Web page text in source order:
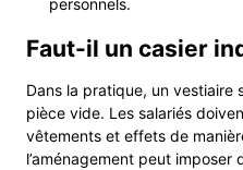
personnels.
Faut-il un casier
Dans la pratique, un vestiaire
pièce vide. Les salariés
vêtements et effets de
l’aménagement peut imposer